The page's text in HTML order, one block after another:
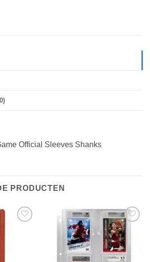
Official Sleeves Shanks
PRODUCTEN